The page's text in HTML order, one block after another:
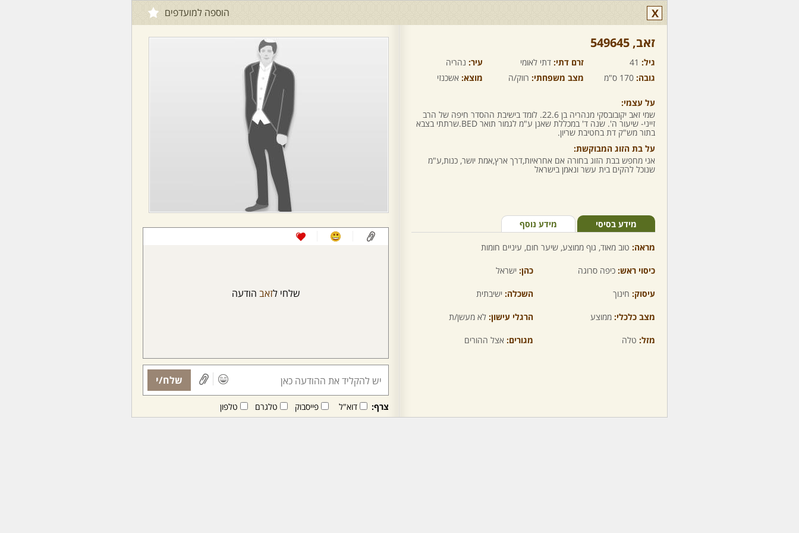
X הוספה למועדפים
זאב,‏ 549645
גיל: 41 זרם דתי: דתי לאומי עיר: נהריה
גובה: 170 ס"מ מצב משפחתי: רווק/ה מוצא: אשכנזי
על עצמי:
שמי זאב יקובובסקי מנהריה בן 22.6. לומד בישיבת ההסדר חיפה של הרב
זייני- שיעור ה'. שנה ד' במכללת שאנן ע"מ לגמור תואר BED.שרתתי בצבא
בתור מש"ק דת בחטיבת שריון.
על בת הזוג המבוקשת:
אני מחפש בבת הזוג בחורה אם אחראיות,דרך ארץ,אמת יושר, כנות,ע"מ
שנוכל להקים בית עשר ונאמן בישראל
מידע בסיסי מידע נוסף
מראה: טוב מאוד, גוף ממוצע, שיער חום, עיניים חומות
כיסוי ראש: כיפה סרוגה כהן: ישראל
עיסוק: חינוך השכלה: ישיבתית
מצב כלכלי: ממוצע הרגלי עישון: לא מעשן/ת
מזל: טלה מגורים: אצל ההורים
שלחי לזאב הודעה
שלח/י
צרף: דוא"ל פייסבוק טלגרם טלפון